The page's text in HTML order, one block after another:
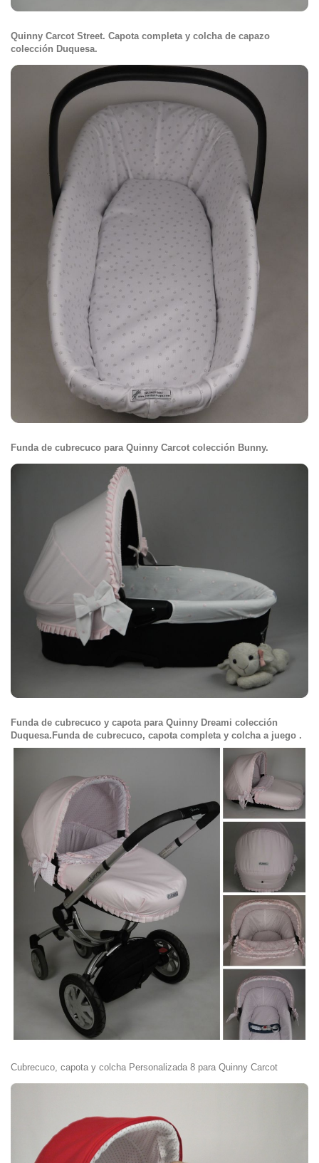
Quinny Carcot Street. Capota completa y colcha de capazo
colección Duquesa.
Funda de cubrecuco para Quinny Carcot colección Bunny.
Funda de cubrecuco y capota para Quinny Dreami colección
Duquesa. Funda de cubrecuco, capota completa y colcha a juego .
Cubrecuco, capota y colcha Personalizada 8 para Quinny Carcot